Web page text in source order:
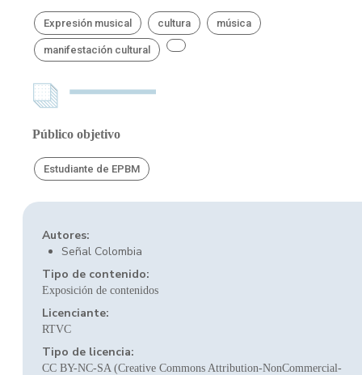
Expresión musical cultura música
manifestación cultural
Público objetivo
Estudiante de EPBM
Autores:
Señal Colombia
Tipo de contenido:
Exposición de contenidos
Licenciante:
RTVC
Tipo de licencia:
CC BY-NC-SA (Creative Commons Attribution-NonCommercial-